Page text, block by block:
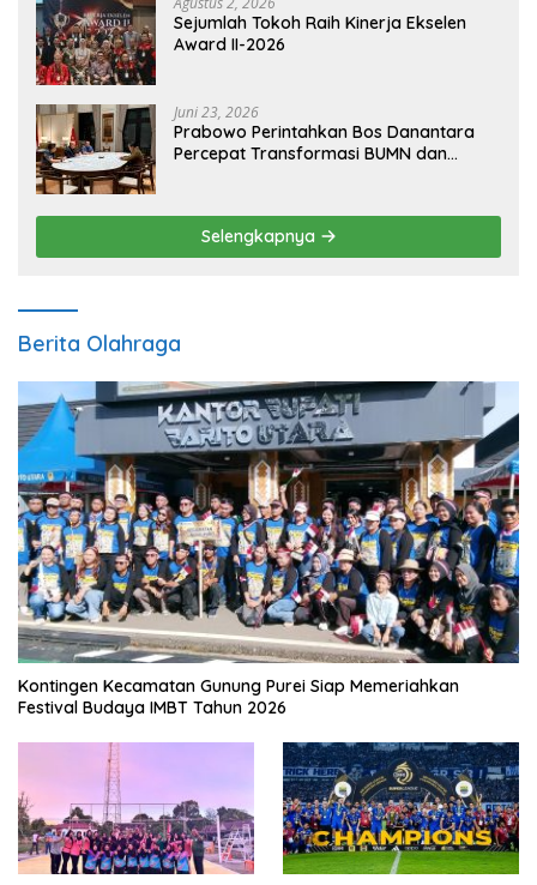
Sejumlah Tokoh Raih Kinerja Ekselen
Award II-2026
Juni 23, 2026
Prabowo Perintahkan Bos Danantara
Percepat Transformasi BUMN dan
Selengkapnya
Berita Olahraga
Kontingen Kecamatan Gunung Purei Siap Memeriahkan
Festival Budaya IMBT Tahun 2026